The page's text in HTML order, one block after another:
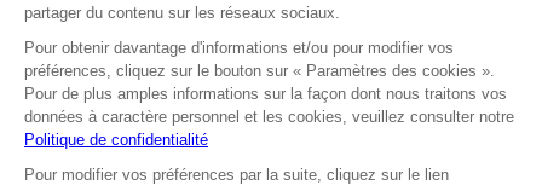
Facebook Instagram